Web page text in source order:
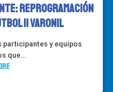
Reprogramación
11 Varonil
y equipos
que...